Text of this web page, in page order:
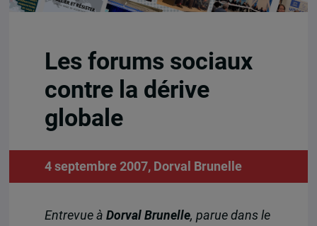
Les forums sociaux
contre la dérive
globale
4 septembre 2007, Dorval Brunelle
Entrevue à Dorval Brunelle, parue dans le